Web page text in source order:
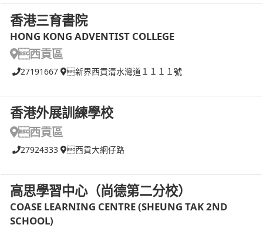
香港三育書院
HONG KONG ADVENTIST COLLEGE
西貢區
27191667 新界西貢清水灣道１１１１號
香港外展訓練學校
西貢區
27924333 西貢大網仔路
高思學習中心（尚德第二分校）
COASE LEARNING CENTRE (SHEUNG TAK 2ND
SCHOOL)